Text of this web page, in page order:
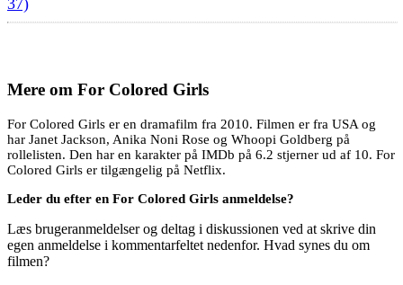
37)
Mere om For Colored Girls
For Colored Girls er en dramafilm fra 2010. Filmen er fra USA og
har Janet Jackson, Anika Noni Rose og Whoopi Goldberg på
rollelisten. Den har en karakter på IMDb på 6.2 stjerner ud af 10. For
Colored Girls er tilgængelig på Netflix.
Leder du efter en For Colored Girls anmeldelse?
Læs brugeranmeldelser og deltag i diskussionen ved at skrive din
egen anmeldelse i kommentarfeltet nedenfor. Hvad synes du om
filmen?